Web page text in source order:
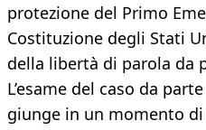
protezione del Primo
Costituzione degli Stati
della libertà di parola da
L’esame del caso da
giunge in un momento